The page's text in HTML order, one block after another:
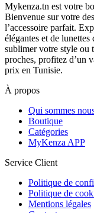
Mykenza.tn est votre
Bienvenue sur votre
l’accessoire parfait.
élégantes et de
sublimer votre style ou
proches, profitez d’un
prix en Tunisie.
À propos
Qui sommes
Boutique
Catégories
MyKenza APP
Service Client
Politique de
Politique de
Mentions légales